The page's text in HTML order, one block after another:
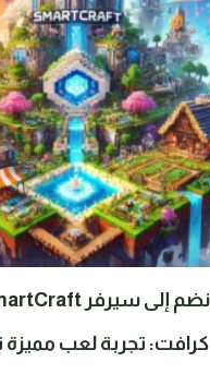
كرافت: تجربة لعب مميزة